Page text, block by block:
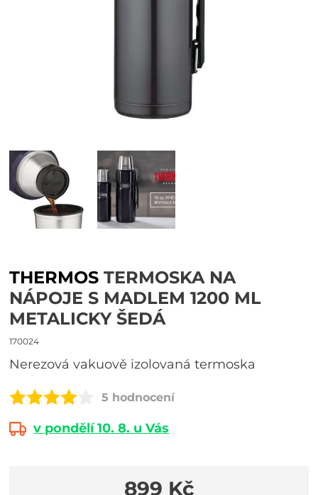
THERMOS TERMOSKA NA
NÁPOJE S MADLEM 1200 ML
METALICKY ŠEDÁ
170024
Nerezová vakuově izolovaná termoska
5 hodnocení
v pondělí 10. 8. u Vás
899 Kč